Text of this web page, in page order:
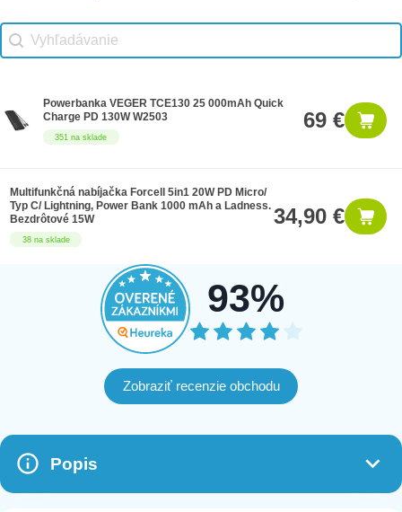
Vhodné príslušenstvo search
Search content
351 na sklade
Powerbanka VEGER TCE130 25 000mAh Quick
Charge PD 130W W2503
69 €
38 na sklade
Multifunkčná nabíjačka Forcell 5in1 20W PD Micro/
Typ C/ Lightning, Power Bank 1000 mAh a Ladness.
Bezdrôtové 15W
34,90 €
93%
Zobraziť recenzie obchodu
Popis